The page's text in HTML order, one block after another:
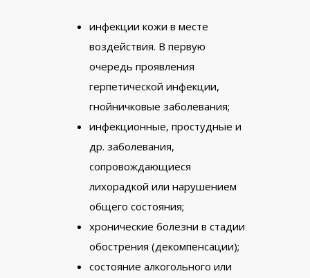
инфекции кожи в месте
воздействия. В первую
очередь проявления
герпетической инфекции,
гнойничковые заболевания;
инфекционные, простудные и
др. заболевания,
сопровождающиеся
лихорадкой или нарушением
общего состояния;
хронические болезни в стадии
обострения (декомпенсации);
состояние алкогольного или